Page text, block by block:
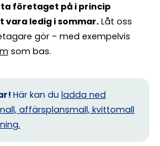
företaget på i princip
ledig i sommar. Låt oss
gör – med exempelvis
som bas.
Här kan du ladda ned
affärsplansmall, kvittomall